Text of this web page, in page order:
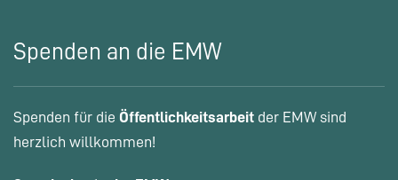
Spenden an die EMW
Spenden für die Öffentlichkeitsarbeit der EMW sind
herzlich willkommen!